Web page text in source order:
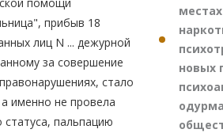
прибыв 18
лиц N ... дежурной
за совершение
стало
именно не провела
статуса, пальпацию
новых